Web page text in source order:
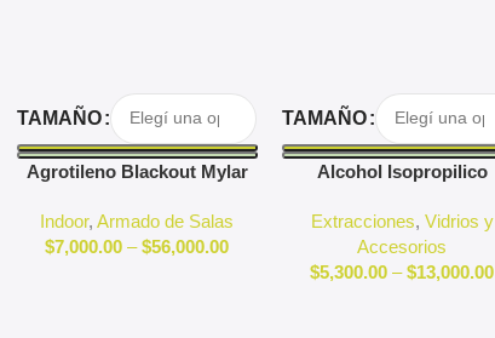
Seleccionar Opciones
TAMAÑO
Agrotileno Blackout Mylar
Indoor,Armado de Salas
$7,000.00 – $56,000.00
Seleccionar Opciones
TAMAÑO
Alcohol Isopropilico
Extracciones, Vidrios y
Accesorios
$5,300.00 – $13,000.00